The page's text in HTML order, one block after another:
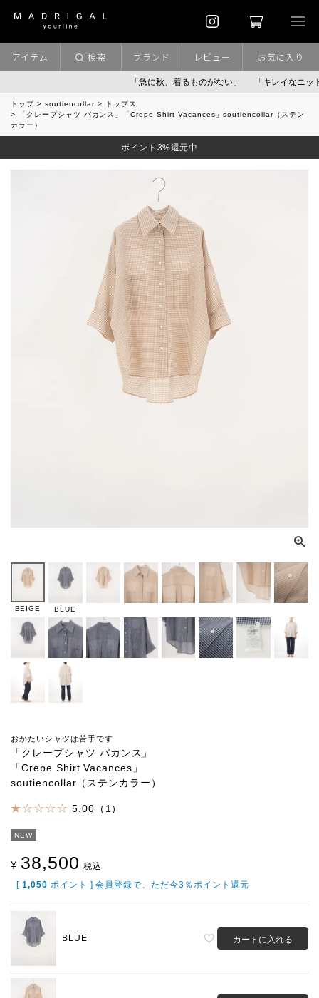
「急に秋、着るものがない」 「キレイなニット」 ポ
アイテム 検索 ブランド レビュー お気に入り
トップ soutiencollar
トップス
「クレープシャツ バカンス」「Crepe Shirt Vacances」soutiencollar（ステン
カラー）
ポイント3%還元中
BEIGE BLUE
おかたいシャツは苦手です
「クレープシャツ バカンス」
「Crepe Shirt Vacances」
soutiencollar（ステンカラー）
5.00（1）
NEW
¥ 38,500 税込
[ 1,050 ポイント ] 会員登録で、ただ今3％ポイント還元
BLUE カートに入れる